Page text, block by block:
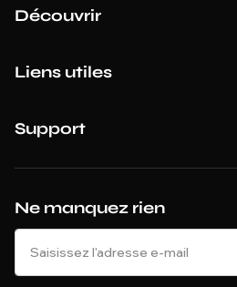
Ne manquez rien
Découvrir
Liens utiles
Support